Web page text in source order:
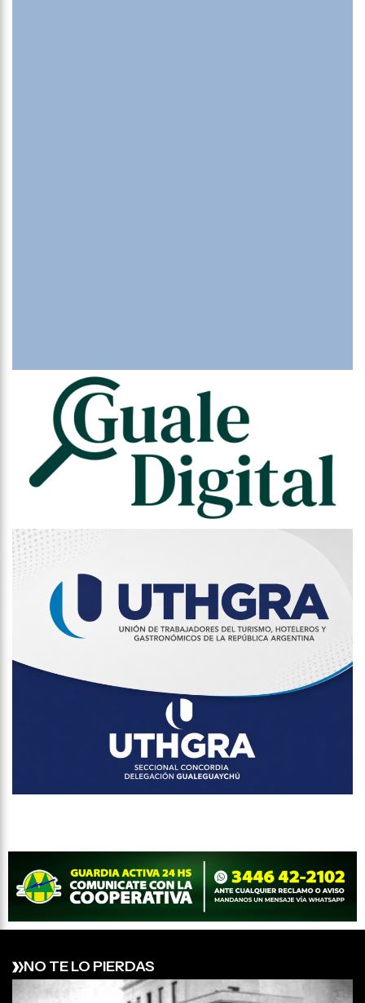
NO TE LO PIERDAS